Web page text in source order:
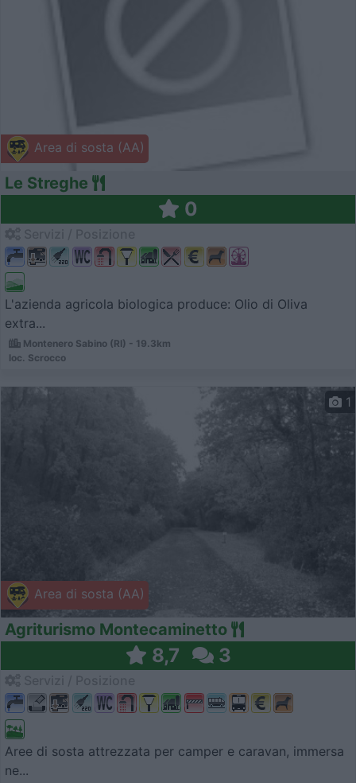
Area di sosta (AA)
Le Streghe
0
L'azienda agricola biologica produce: Olio di Oliva
extra...
Montenero Sabino (RI) - 19.3km
loc. Scrocco
Area di sosta (AA)
1
Agriturismo Montecaminetto
8,7 3
Aree di sosta attrezzata per camper e caravan, immersa
ne...